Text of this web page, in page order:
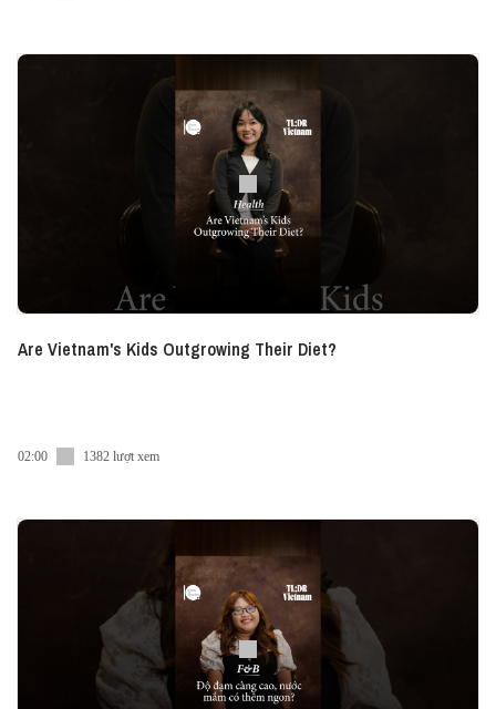
Are Vietnam's Kids Outgrowing Their Diet?
02:00 1382 lượt xem